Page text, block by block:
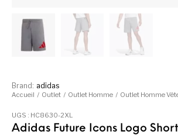
Accueil / Outlet / Outlet Homme / Outlet Homme
Adidas Future Icons Logo
UGS : HC8630-2XL
Brand: adidas